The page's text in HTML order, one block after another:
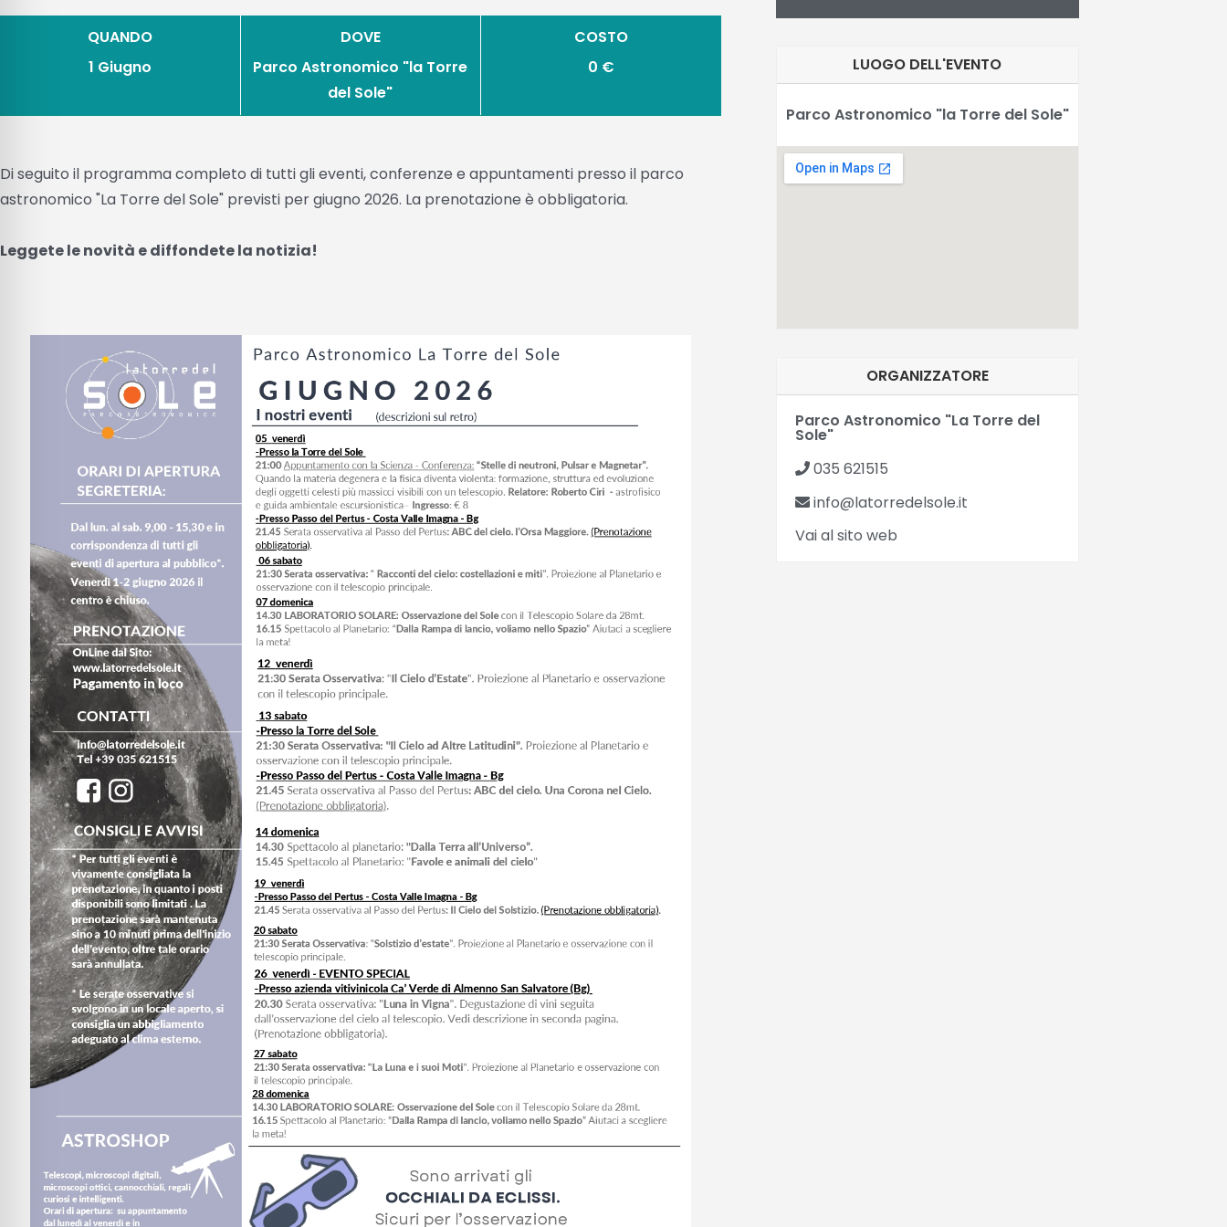
QUANDO
1 Giugno
DOVE
Parco Astronomico "la Torre
del Sole"
COSTO
0 €
Di seguito il programma completo di tutti gli eventi, conferenze e appuntamenti presso il parco
astronomico "La Torre del Sole" previsti per giugno 2026. La prenotazione è obbligatoria.
Leggete le novità e diffondetela notizia!
LUOGO DELL'EVENTO
Parco Astronomico "la Torre del Sole"
ORGANIZZATORE
Parco Astronomico "La Torre del
Sole"
035 621515
info@latorredelsole.it
Vai al sito web